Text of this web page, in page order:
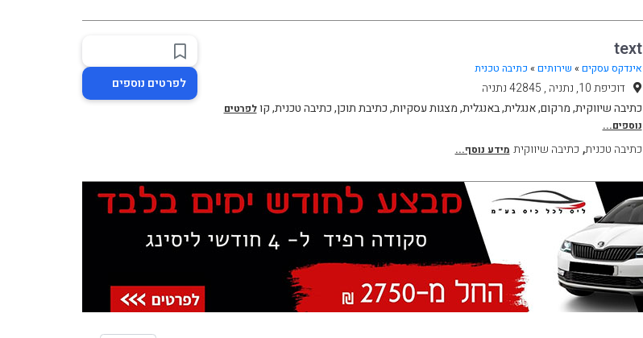
text
אינדקס עסקים » שירותים » כתיבה טכנית
דוכיפת 10, נתניה , 42845 נתניה
כתיבה שיווקית, מרקום, אנגלית, באנגלית, מצגות עסקיות, כתיבת תוכן, כתיבה טכנית, קולפרטים
נוספים...
כתיבה טכנית, כתיבה שיווקית מידע נוסף...
לפרטים נוספים